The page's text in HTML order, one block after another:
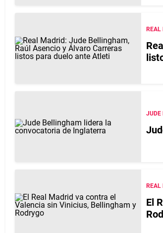
REAL
JUDE
REAL
El